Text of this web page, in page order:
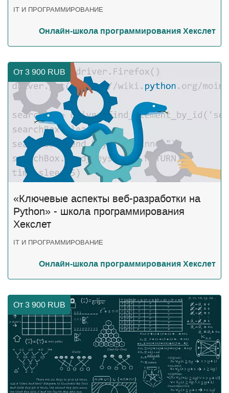
IT И ПРОГРАММИРОВАНИЕ
Онлайн-школа программирования Хекслет
От 3 900 RUB
«Ключевые аспекты веб-разработки на
Python» - школа программирования
Хекслет
IT И ПРОГРАММИРОВАНИЕ
Онлайн-школа программирования Хекслет
От 3 900 RUB